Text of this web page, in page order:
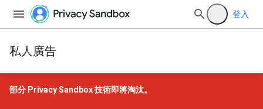
登入
私人廣告
部分 Privacy Sandbox 技術即將淘汰。